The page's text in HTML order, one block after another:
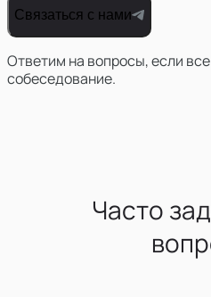
Связаться с нами
Ответим на вопросы, если
собеседование.
Часто